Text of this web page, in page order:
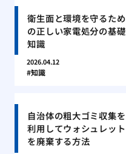
衛生面と環境を守るため
の正しい家電処分の基礎
知識
2026.04.12
知識
自治体の粗大ゴミ収集を
利用してウォシュレット
を廃棄する方法